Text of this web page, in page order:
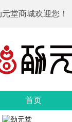
堂商城欢迎您！
首页